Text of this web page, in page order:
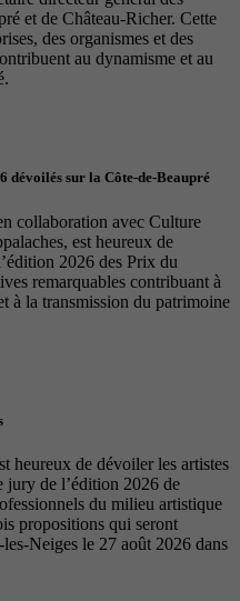
et de Château-Richer. Cette
des organismes et des
au dynamisme et au
dévoilés sur la Côte-de-Beaupré
collaboration avec Culture
est heureux de
2026 des Prix du
remarquables contribuant à
à la transmission du patrimoine
heureux de dévoiler les artistes
jury de l’édition 2026 de
du milieu artistique
propositions qui seront
Neiges le 27 août 2026 dans